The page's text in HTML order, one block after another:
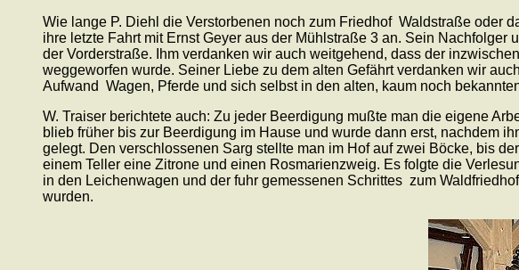
Wie lange P. Diehl die Verstorbenen noch zum Friedhof Waldstraße oder
ihre letzte Fahrt mit Ernst Geyer aus der Mühlstraße 3 an. Sein
der Vorderstraße. Ihm verdanken wir auch weitgehend, dass der
weggeworfen wurde. Seiner Liebe zu dem alten Gefährt verdanken wir
Aufwand Wagen, Pferde und sich selbst in den alten, kaum noch
W. Traiser berichtete auch: Zu jeder Beerdigung mußte man die eigene
blieb früher bis zur Beerdigung im Hause und wurde dann erst, nachdem
gelegt. Den verschlossenen Sarg stellte man im Hof auf zwei Böcke, bis
einem Teller eine Zitrone und einen Rosmarienzweig. Es folgte die
in den Leichenwagen und der fuhr gemessenen Schrittes zum
wurden.